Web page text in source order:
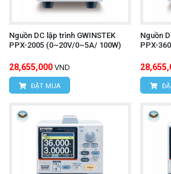
Nguồn DC lập trình GWINSTEK
PPX-2005 (0~20V/0~5A/ 100W)
28,655,000 VND
ĐẶT MUA
Nguồn
PPX-